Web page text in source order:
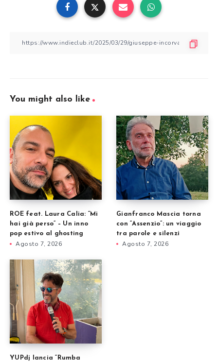
You might also like
ROE feat. Laura Calia: “Mi
hai già perso” – Un inno
pop estivo al ghosting
Agosto 7, 2026
Gianfranco Mascia torna
con “Assenzio”: un viaggio
tra parole e silenzi
Agosto 7, 2026
YUPdj lancia “Rumba